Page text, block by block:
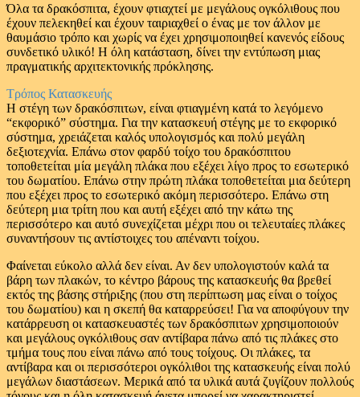
Όλα τα δρακόσπιτα, έχουν φτιαχτεί με μεγάλους ογκόλιθους που
έχουν πελεκηθεί και έχουν ταιριαχθεί ο ένας με τον άλλον με
θαυμάσιο τρόπο και χωρίς να έχει χρησιμοποιηθεί κανενός είδους
συνδετικό υλικό! Η όλη κατάσταση, δίνει την εντύπωση μιας
πραγματικής αρχιτεκτονικής πρόκλησης.
Τρόπος Κατασκευής
Η στέγη των δρακόσπιτων, είναι φτιαγμένη κατά το λεγόμενο
“εκφορικό” σύστημα. Για την κατασκευή στέγης με το εκφορικό
σύστημα, χρειάζεται καλός υπολογισμός και πολύ μεγάλη
δεξιοτεχνία. Επάνω στον φαρδύ τοίχο του δρακόσπιτου
τοποθετείται μία μεγάλη πλάκα που εξέχει λίγο προς το εσωτερικό
του δωματίου. Επάνω στην πρώτη πλάκα τοποθετείται μια δεύτερη
που εξέχει προς το εσωτερικό ακόμη περισσότερο. Επάνω στη
δεύτερη μια τρίτη που και αυτή εξέχει από την κάτω της
περισσότερο και αυτό συνεχίζεται μέχρι που οι τελευταίες πλάκες
συναντήσουν τις αντίστοιχες του απέναντι τοίχου.
Φαίνεται εύκολο αλλά δεν είναι. Αν δεν υπολογιστούν καλά τα
βάρη των πλακών, το κέντρο βάρους της κατασκευής θα βρεθεί
εκτός της βάσης στήριξης (που στη περίπτωση μας είναι ο τοίχος
του δωματίου) και η σκεπή θα καταρρεύσει! Για να αποφύγουν την
κατάρρευση οι κατασκευαστές των δρακόσπιτων χρησιμοποιούν
και μεγάλους ογκόλιθους σαν αντίβαρα πάνω από τις πλάκες στο
τμήμα τους που είναι πάνω από τους τοίχους. Οι πλάκες, τα
αντίβαρα και οι περισσότεροι ογκόλιθοι της κατασκευής είναι πολύ
μεγάλων διαστάσεων. Μερικά από τα υλικά αυτά ζυγίζουν πολλούς